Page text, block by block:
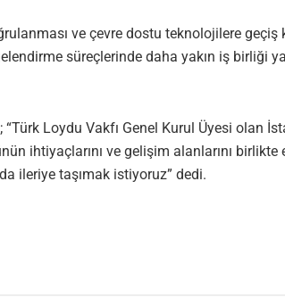
ve çevre dostu teknolojilere geçiş
süreçlerinde daha yakın iş birliği
Loydu Vakfı Genel Kurul Üyesi olan
ihtiyaçlarını ve gelişim alanlarını birlikte
ileriye taşımak istiyoruz” dedi.